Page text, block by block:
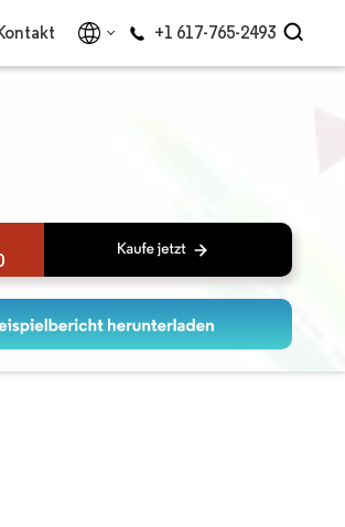
+1 617-765-2493